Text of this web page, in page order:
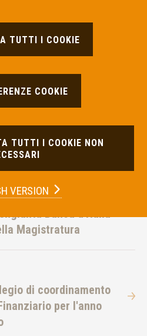
2021
del 17 novembre 2021
Banca d'Italia
Magistratura
di coordinamento
per l'anno
TUTTI I COOKIE
COOKIE
TUTTI I COOKIE NON
VERSION